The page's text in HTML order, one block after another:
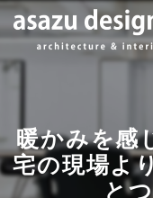
暖かみを感
宅の現場よ
と